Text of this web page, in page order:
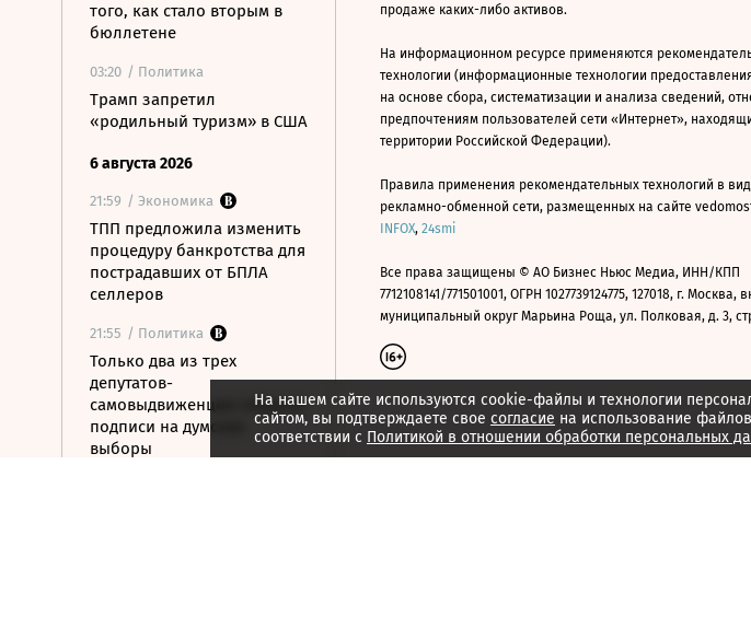
того, как стало вторым в
бюллетене
03:20 / Политика
Трамп запретил
«родильный туризм» в США
6 августа 2026
21:59 / Экономика
ТПП предложила изменить
процедуру банкротства для
пострадавших от БПЛА
селлеров
21:55 / Политика
Только два из трех
депутатов-
самовыдвиженцев собрали
подписи на думские
выборы
На нашем сайте используются cookie-файлы и технологии
сайтом, вы подтверждаете свое согласие на использование
соответствии с Политикой в отношении обработки персональных
продаже каких-либо активов.
На информационном ресурсе применяются
технологии (информационные технологии
на основе сбора, систематизации и анализа сведений,
предпочтениям пользователей сети «Интернет»,
территории Российской Федерации).
Правила применения рекомендательных технологий в
рекламно-обменной сети, размещенных на сайте
INFOX, 24smi
Все права защищены © АО Бизнес Ньюс Медиа, ИНН/КПП
7712108141/771501001, ОГРН 1027739124775, 127018, г. Москва,
муниципальный округ Марьина Роща, ул. Полковая, д. 3,